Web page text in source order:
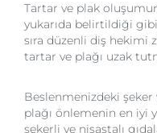
Tartar ve plak
yukarıda belirtildiği
sıra düzenli diş hekimi
tartar ve plağı uzak
Beslenmenizdeki şeker
plağı önlemenin en iyi
şekerli ve nişastalı